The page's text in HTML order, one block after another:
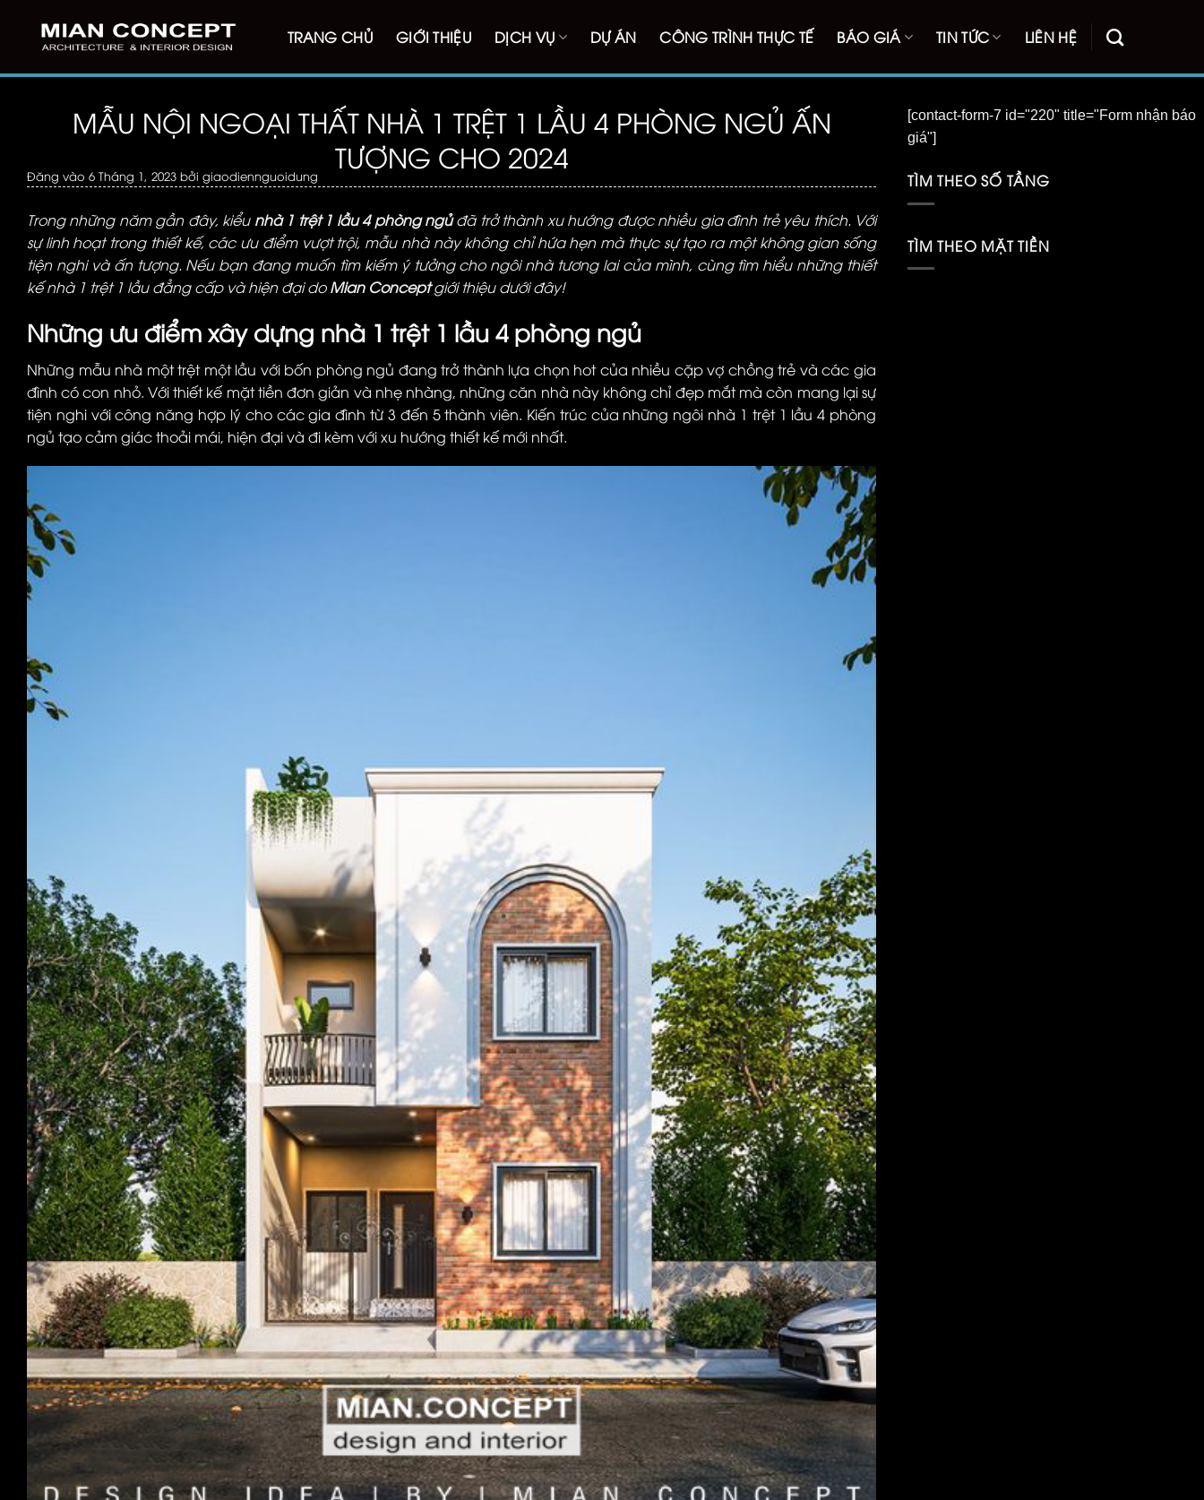
dung
TRANG CHỦ GIỚI THIỆU DỊCH VỤ DỰ ÁN CÔNG TRÌNH THỰC TẾ BÁO GIÁ TIN TỨC LIÊN HỆ
MẪU NỘI NGOẠI THẤT NHÀ 1 TRỆT 1 LẦU 4 PHÒNG NGỦ ẤN
TƯỢNG CHO 2024
Đăng vào 6 Tháng 1, 2023 bởi giaodiennguoidung
Trong những năm gần đây, kiểu nhà 1 trệt 1 lầu 4 phòng ngủđã trở thành xu hướng được nhiều gia đình trẻ yêu thích. Với
sự linh hoạt trong thiết kế, các ưu điểm vượt trội, mẫu nhà này không chỉ hứa hẹn mà thực sự tạo ra một không gian sống
tiện nghi và ấn tượng. Nếu bạn đang muốn tìm kiếm ý tưởng cho ngôi nhà tương lai của mình, cùng tìm hiểu những thiết
kế nhà 1 trệt 1 lầu đẳng cấp và hiện đại doMian Concept giới thiệu dưới đây!
Những ưu điểm xây dựng nhà 1 trệt 1 lầu 4 phòng ngủ
Những mẫu nhà một trệt một lầu với bốn phòng ngủ đang trở thành lựa chọn hot của nhiều cặp vợ chồng trẻ và các gia
đình có con nhỏ. Với thiết kế mặt tiền đơn giản và nhẹ nhàng, những căn nhà này không chỉ đẹp mắt mà còn mang lại sự
tiện nghi với công năng hợp lý cho các gia đình từ 3 đến 5 thành viên. Kiến trúc của những ngôi nhà 1 trệt 1 lầu 4 phòng
ngủ tạo cảm giác thoải mái, hiện đại và đi kèm với xu hướng thiết kế mới nhất.
[contact-form-7 id="220" title="Form nhận báo
giá"]
TÌM THEO SỐ TẦNG
TÌM THEO MẶT TIỀN